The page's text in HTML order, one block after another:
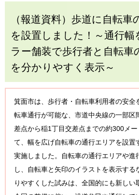
（報道資料）歩道に自転車
を設置しました！～通行幅
ラー舗装で歩行者と自転車
を分かりやすく表示～
箕面市は、歩行者・自転車利用者の安全
転車通行が可能な、市道中央線の一部区
差点から稲1丁目交差点までの約300メ
て、幅を広げ自転車の通行エリアを設置
実施しました。自転車の通行エリアや進
し、自転車と矢印のイラストを表示する
りやすくした試みは、全国的にも新しい